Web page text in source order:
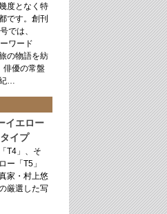
度となく特
です。創刊
では、
ワード
の物語を紡
俳優の常盤
…
イエロー
イプ
T4」、そ
ー「T5」
家・村上悠
厳選した写